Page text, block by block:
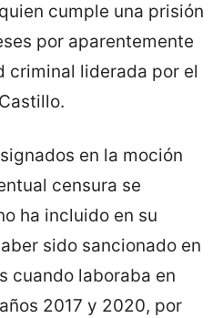
cumple una prisión
por aparentemente
criminal liderada por el
en la moción
censura se
ha incluido en su
sido sancionado en
cuando laboraba en
2017 y 2020, por